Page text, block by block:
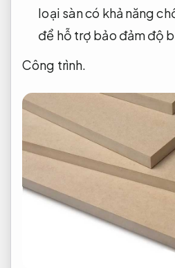
loại sàn có khả năng
để hỗ trợ bảo đảm độ
Công trình.